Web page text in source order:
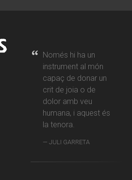
Només hi ha un
instrument al món
capaç de donar un
crit de joia o de
dolor amb veu
humana, i aquest és
la tenora.
JULI GARRETA